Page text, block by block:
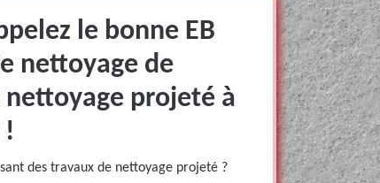
le bonne EB
nettoyage de
projeté à
!
des travaux de nettoyage projeté ?